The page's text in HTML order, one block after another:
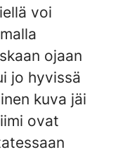
voi
ojaan
jo hyvissä
kuva jäi
ovat